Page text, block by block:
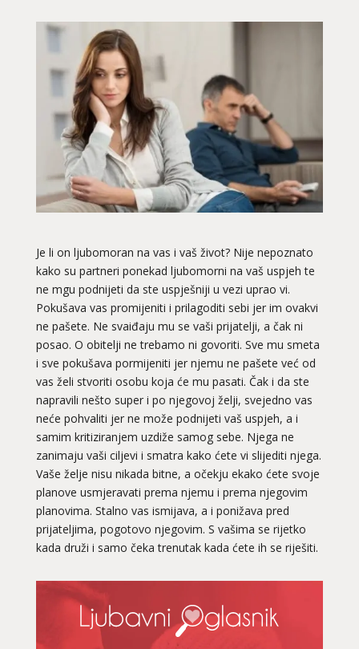
Je li on ljubomoran na vas i vaš život? Nije nepoznato
kako su partneri ponekad ljubomorni na vaš uspjeh te
ne mgu podnijeti da ste uspješniji u vezi uprao vi.
Pokušava vas promijeniti i prilagoditi sebi jer im ovakvi
ne pašete. Ne svaiđaju mu se vaši prijatelji, a čak ni
posao. O obitelji ne trebamo ni govoriti. Sve mu smeta
i sve pokušava pormijeniti jer njemu ne pašete već od
vas želi stvoriti osobu koja će mu pasati. Čak i da ste
napravili nešto super i po njegovoj želji, svejedno vas
neće pohvaliti jer ne može podnijeti vaš uspjeh, a i
samim kritiziranjem uzdiže samog sebe. Njega ne
zanimaju vaši ciljevi i smatra kako ćete vi slijediti njega.
Vaše želje nisu nikada bitne, a očekju ekako ćete svoje
planove usmjeravati prema njemu i prema njegovim
planovima. Stalno vas ismijava, a i ponižava pred
prijateljima, pogotovo njegovim. S vašima se rijetko
kada druži i samo čeka trenutak kada ćete ih se riješiti.